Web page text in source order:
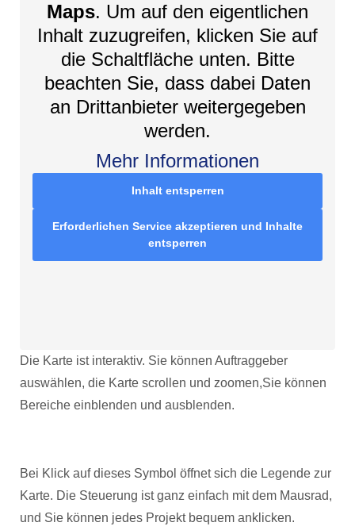
Maps. Um auf den eigentlichen
Inhalt zuzugreifen, klicken Sie auf
die Schaltfläche unten. Bitte
beachten Sie, dass dabei Daten
an Drittanbieter weitergegeben
werden.
Mehr Informationen
Inhalt entsperren
Erforderlichen Service akzeptieren und Inhalte
entsperren
Die Karte ist interaktiv. Sie können Auftraggeber
auswählen, die Karte scrollen und zoomen,Sie können
Bereiche einblenden und ausblenden.
Bei Klick auf dieses Symbol öffnet sich die Legende zur
Karte. Die Steuerung ist ganz einfach mit dem Mausrad,
und Sie können jedes Projekt bequem anklicken.